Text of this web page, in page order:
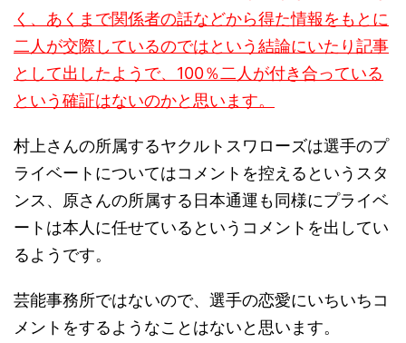
く、あくまで関係者の話などから得た情報をもとに
二人が交際しているのではという結論にいたり記事
として出したようで、100％二人が付き合っている
という確証はないのかと思います。
村上さんの所属するヤクルトスワローズは選手のプ
ライベートについてはコメントを控えるというスタ
ンス、原さんの所属する日本通運も同様にプライベ
ートは本人に任せているというコメントを出してい
るようです。
芸能事務所ではないので、選手の恋愛にいちいちコ
メントをするようなことはないと思います。